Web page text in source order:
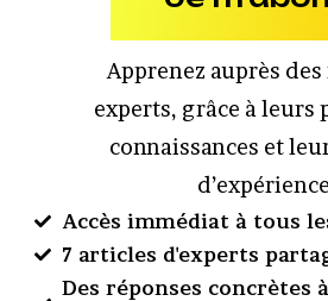
Apprenez auprès
experts, grâce à leurs
connaissances et
Accès immédiat à tous
7 articles d'experts
Des réponses concrètes